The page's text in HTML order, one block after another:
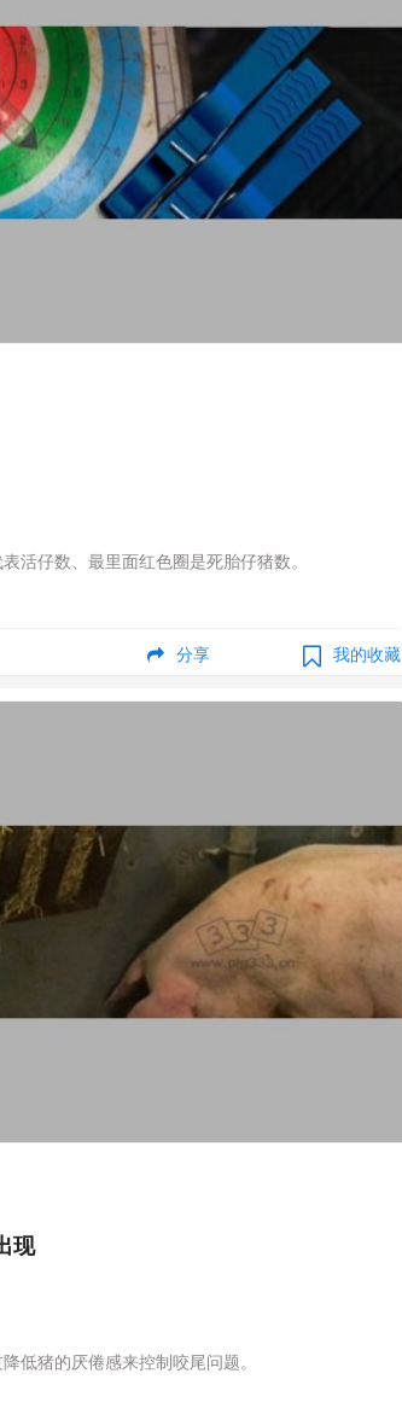
活仔数、最里面红色圈是死胎仔猪数。
分享 我的收藏
现
低猪的厌倦感来控制咬尾问题。